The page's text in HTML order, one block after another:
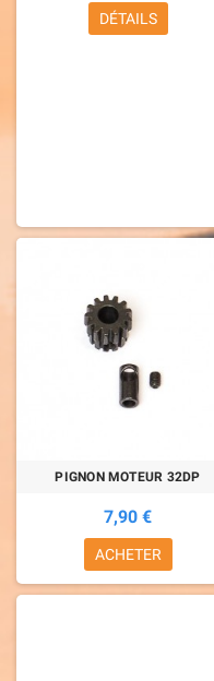
DÉTAILS
PIGNON MOTEUR 32DP
7,90 €
ACHETER